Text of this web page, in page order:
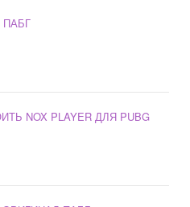
ПАБГ
NOX PLAYER ДЛЯ PUBG